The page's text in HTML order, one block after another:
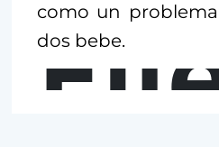
como un
dos bebe.